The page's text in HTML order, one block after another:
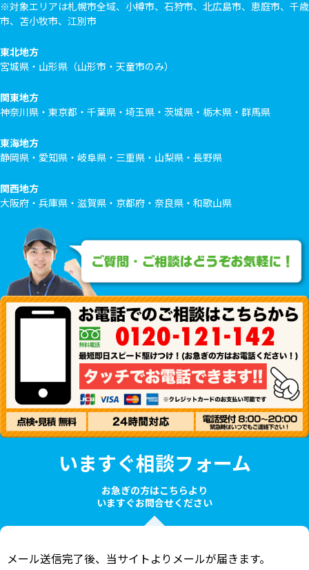
※対象エリアは札幌市全域、小樽市、石狩市、北広島市、恵庭市、千歳
市、苫小牧市、江別市
東北地方
宮城県・山形県（山形市・天童市のみ）
関東地方
神奈川県・東京都・千葉県・埼玉県・茨城県・栃木県・群馬県
東海地方
静岡県・愛知県・岐阜県・三重県・山梨県・長野県
関西地方
大阪府・兵庫県・滋賀県・京都府・奈良県・和歌山県
いますぐ相談フォーム
お急ぎの方はこちらより
いますぐお問合せください
メール送信完了後、当サイトよりメールが届きます。